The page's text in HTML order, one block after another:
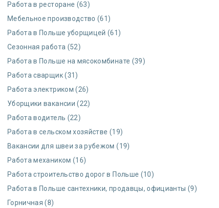
Работа в ресторане (63)
Мебельное производство (61)
Работа в Польше уборщицей (61)
Сезонная работа (52)
Работа в Польше на мясокомбинате (39)
Работа сварщик (31)
Работа электриком (26)
Уборщики вакансии (22)
Работа водитель (22)
Работа в сельском хозяйстве (19)
Вакансии для швеи за рубежом (19)
Работа механиком (16)
Работа строительство дорог в Польше (10)
Работа в Польше сантехники, продавцы, официанты (9)
Горничная (8)